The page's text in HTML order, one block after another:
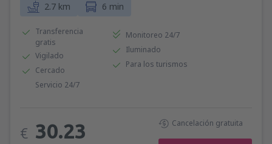
2.7 km 6 min
Transferencia
gratis
Vigilado
Cercado
Servicio 24/7
Monitoreo 24/7
Iluminado
Para los turismos
€ 30.23 Cancelación gratuita